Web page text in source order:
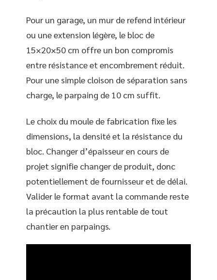
Pour un garage, un mur de refend intérieur
ou une extension légère, le bloc de
15×20×50 cm offre un bon compromis
entre résistance et encombrement réduit.
Pour une simple cloison de séparation sans
charge, le parpaing de 10 cm suffit.
Le choix du moule de fabrication fixe les
dimensions, la densité et la résistance du
bloc. Changer d’épaisseur en cours de
projet signifie changer de produit, donc
potentiellement de fournisseur et de délai.
Valider le format avant la commande reste
la précaution la plus rentable de tout
chantier en parpaings.